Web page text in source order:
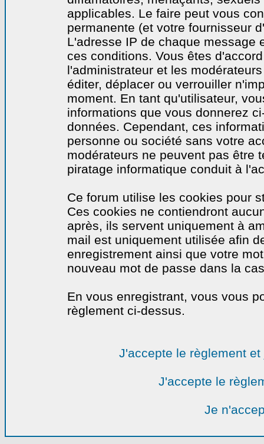
applicables. Le faire peut vous
permanente (et votre fournisseur
L'adresse IP de chaque message
ces conditions. Vous êtes
l'administrateur et les
éditer, déplacer ou verrouiller
moment. En tant qu'utilisateur,
informations que vous donnerez
données. Cependant, ces
personne ou société sans votre
modérateurs ne peuvent pas être
piratage informatique conduit à
Ce forum utilise les cookies pour
Ces cookies ne contiendront
après, ils servent uniquement à
mail est uniquement utilisée afin
enregistrement ainsi que votre
nouveau mot de passe dans la
En vous enregistrant, vous vous
règlement ci-dessus.
J'accepte le règlement
J'accepte le
Je